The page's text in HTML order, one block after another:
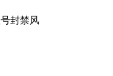
封禁风